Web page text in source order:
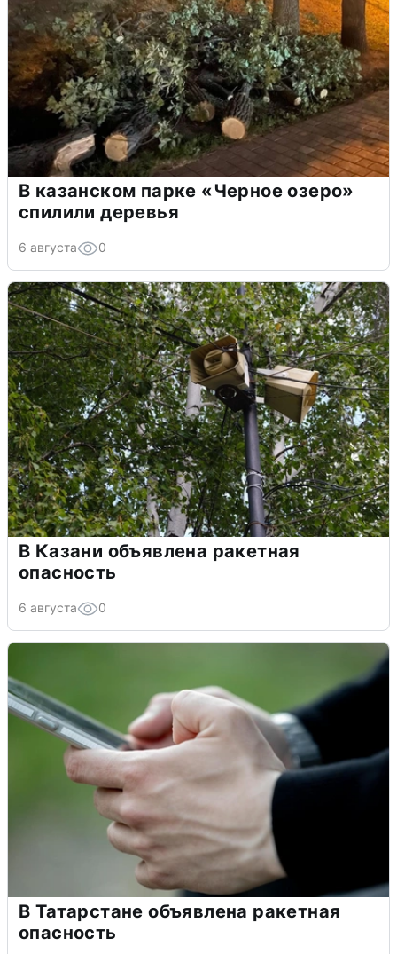
В казанском парке «Черное озеро»
спилили деревья
6 августа 0
В Казани объявлена ракетная
опасность
6 августа 0
В Татарстане объявлена ракетная
опасность